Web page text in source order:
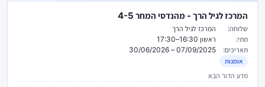
המרכז לגיל הרך - מהנדסי המחר 4-5
שלוחה:
המרכז לגיל הרך
מתי:
ראשון 16:30–17:30
תאריכים:
07/09/2025 – 30/06/2026
אומנות
מדע הדור הבא